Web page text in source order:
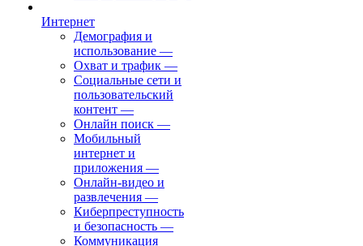
Интернет
Демография и
использование —
Охват и трафик —
Социальные сети и
пользовательский
контент —
Онлайн поиск —
Мобильный
интернет и
приложения —
Онлайн-видео и
развлечения —
Киберпреступность
и безопасность —
Коммуникация